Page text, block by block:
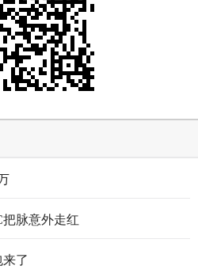
把脉意外走红
了